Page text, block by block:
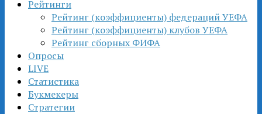
Рейтинги
Рейтинг (коэффициенты) федераций УЕФА
Рейтинг (коэффициенты) клубов УЕФА
Рейтинг сборных ФИФА
Опросы
LIVE
Статистика
Букмекеры
Стратегии